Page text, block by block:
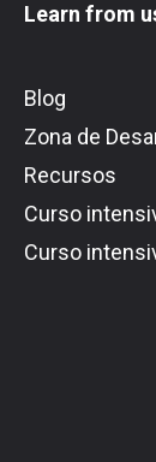
Learn from
Blog
Zona de
Recursos
Curso
Curso